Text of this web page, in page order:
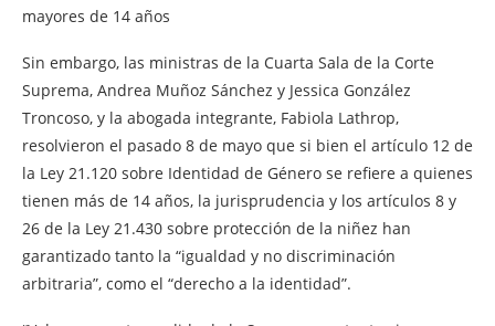
mayores de 14 años
Sin embargo, las ministras de la Cuarta Sala de la Corte
Suprema, Andrea Muñoz Sánchez y Jessica González
Troncoso, y la abogada integrante, Fabiola Lathrop,
resolvieron el pasado 8 de mayo que si bien el artículo 12 de
la Ley 21.120 sobre Identidad de Género se refiere a quienes
tienen más de 14 años, la jurisprudencia y los artículos 8 y
26 de la Ley 21.430 sobre protección de la niñez han
garantizado tanto la “igualdad y no discriminación
arbitraria”, como el “derecho a la identidad”.